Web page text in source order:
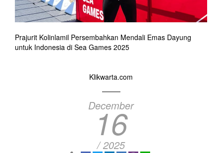
Prajurit Kolinlamil Persembahkan Mendali Emas Dayung
untuk Indonesia di Sea Games 2025
Klikwarta.com
December
16
/ 2025